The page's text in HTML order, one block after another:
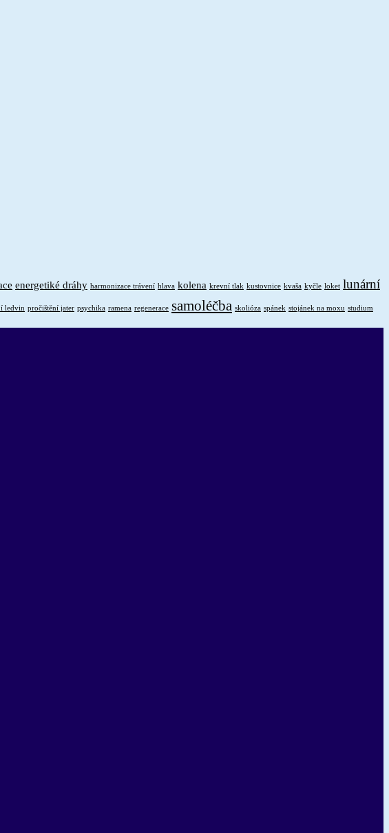
energetiké dráhy harmonizace trávení hlava kolena krevní tlak kustovnice kvaša kyčle loket lunární
ledvin pročištění jater psychika ramena regenerace samoléčba skolióza spánek stojánek na moxu studium